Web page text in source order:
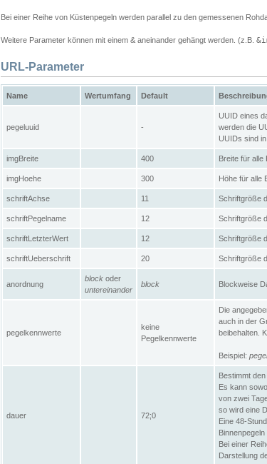
Bei einer Reihe von Küstenpegeln werden parallel zu den gemessenen
Weitere Parameter können mit einem & aneinander gehängt werden. (z.B.
URL-Parameter
Name Wertumfang Default
pegeluuid -
UUID eines
werden die
UUIDs sind
imgBreite 400 Breite für alle
imgHoehe 300 Höhe für alle
schriftAchse 11 Schriftgröße
schriftPegelname 12 Schriftgröße
schriftLetzterWert 12 Schriftgröße
schriftUeberschrift 20 Schriftgröße
anordnung
block oder
untereinander
block Blockweise
pegelkennwerte
keine
Pegelkennwerte
Die
auch in der
beibehalten.
Beispiel:
dauer 72;0
Bestimmt
Es kann
von zwei
so wird eine
Eine 48-
Bei einer
Darstellung